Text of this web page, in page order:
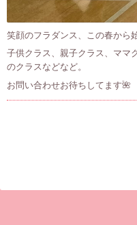
笑顔のフラダンス、この春から
子供クラス、親子クラス、ママ
のクラスなどなど。
お問い合わせお待ちしてます🌺